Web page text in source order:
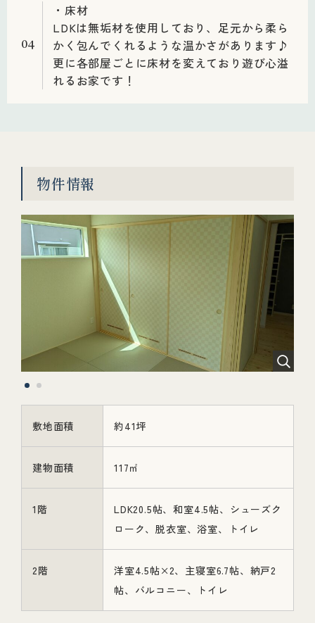
04
・床材
LDKは無垢材を使用しており、足元から柔ら
かく包んでくれるような温かさがあります♪
更に各部屋ごとに床材を変えており遊び心溢
れるお家です！
物件情報
敷地面積 約41坪
建物面積 117㎡
1階
LDK20.5帖、和室4.5帖、シューズク
ローク、脱衣室、浴室、トイレ
2階
洋室4.5帖×2、主寝室6.7帖、納戸2
帖、バルコニー、トイレ